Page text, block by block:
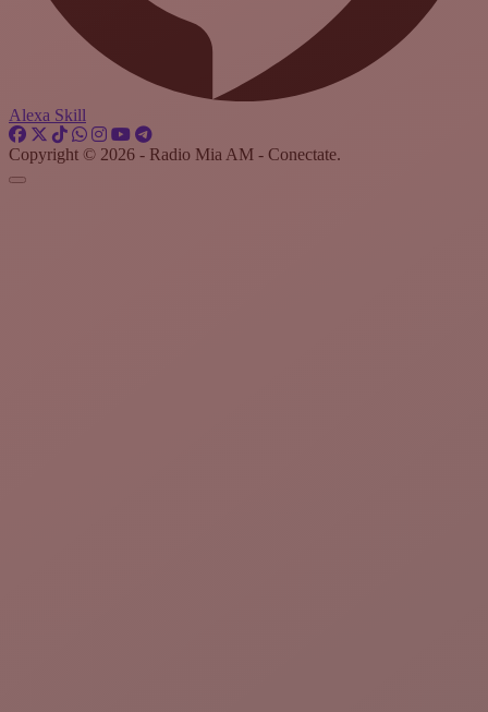
Alexa Skill
Copyright © 2026 - Radio Mia AM - Conectate.